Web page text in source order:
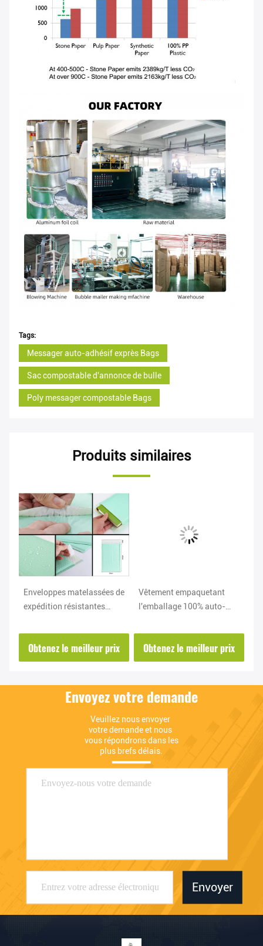
Tags:
Messager auto-adhésif exprès Bags
Sac compostable d'annonce de bulle
Poly messager compostable Bags
Produits similaires
Enveloppes matelassées de
expédition résistantes
larme imperméable
Obtenez le meilleur prix
Vêtement empaquetant
l'emballage 100% auto-
de PLA de Bags de
messager
Obtenez le meilleur prix
Envoyez votre demande
Veuillez nous envoyer
votre demande et nous
vous répondrons dans les
plus brefs délais.
Envoyer